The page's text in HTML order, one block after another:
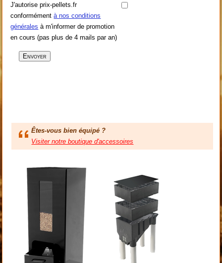
J'autorise prix-pellets.fr
conformémentà nos conditions
générales à m'informer de promotion
en cours (pas plus de 4 mails par an)
Êtes-vous bien équipé ?